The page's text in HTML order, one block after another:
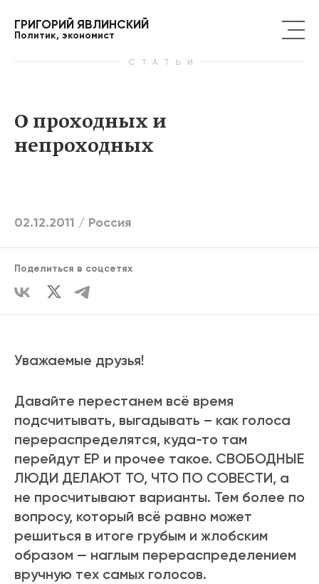
ГРИГОРИЙ ЯВЛИНСКИЙ
Политик, экономист
СТАТЬИ
О проходных и
непроходных
02.12.2011 / Россия
Поделиться в соцсетях
Уважаемые друзья!
Давайте перестанем всё время
подсчитывать, выгадывать – как голоса
перераспределятся, куда-то там
перейдут ЕР и прочее такое. СВОБОДНЫЕ
ЛЮДИ ДЕЛАЮТ ТО, ЧТО ПО СОВЕСТИ, а
не просчитывают варианты. Тем более по
вопросу, который всё равно может
решиться в итоге грубым и жлобским
образом — наглым перераспределением
вручную тех самых голосов.